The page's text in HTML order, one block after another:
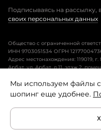
Подписываясь на рассылку,
своих персональных данных
Общество с ограниченной
ИНН 9703051534 ОГРН
Адрес местонахождения: 119019,
Арбат, ул. Арбат, д.11, этаж 2,
Пользовательское
Политика
Условия программы
Мы используем файлы
шопинг еще удобнее.